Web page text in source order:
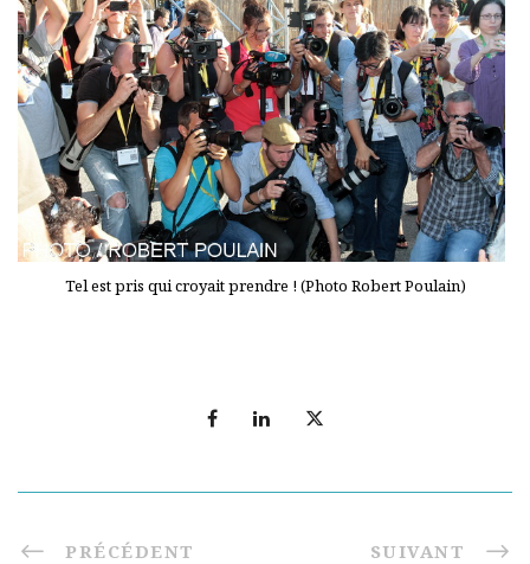
Tel est pris qui croyait prendre ! (Photo Robert Poulain)
PRÉCÉDENT SUIVANT